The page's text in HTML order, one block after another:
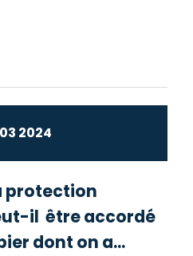
2024
protection
il être accordé
dont on a...